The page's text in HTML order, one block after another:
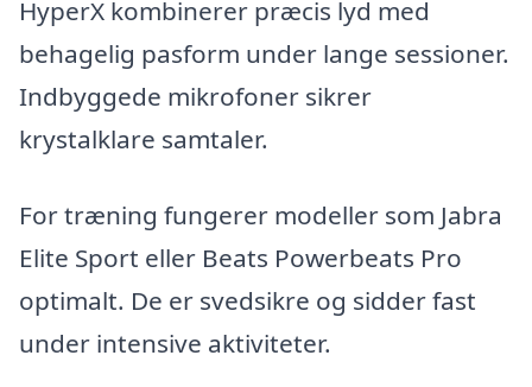
HyperX kombinerer præcis lyd med
behagelig pasform under lange sessioner.
Indbyggede mikrofoner sikrer
krystalklare samtaler.
For træning fungerer modeller som Jabra
Elite Sport eller Beats Powerbeats Pro
optimalt. De er svedsikre og sidder fast
under intensive aktiviteter.